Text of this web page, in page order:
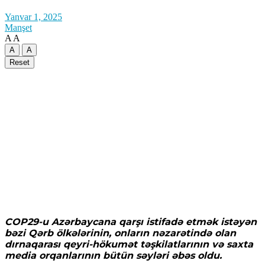
Yanvar 1, 2025
Manşet
A A
A
A
Reset
COP29-u Azərbaycana qarşı istifadə etmək istəyən
bəzi Qərb ölkələrinin, onların nəzarətində olan
dırnaqarası qeyri-hökumət təşkilatlarının və saxta
media orqanlarının bütün səyləri əbəs oldu.